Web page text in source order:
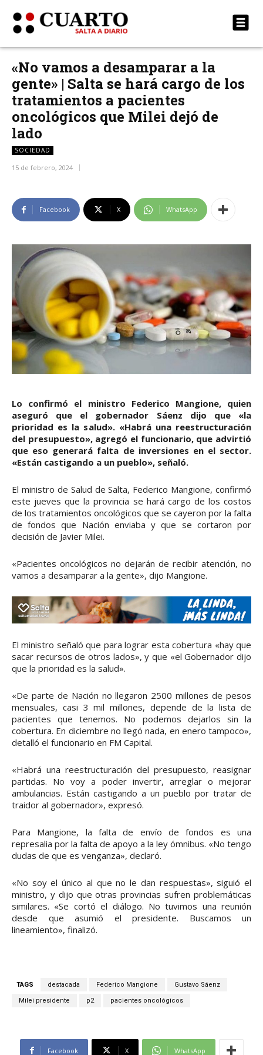
«No vamos a desamparar a la
gente» | Salta se hará cargo de los
tratamientos a pacientes
oncológicos que Milei dejó de
lado
SOCIEDAD
15 de febrero, 2024
Facebook X WhatsApp
Lo confirmó el ministro Federico Mangione, quien
aseguró que el gobernador Sáenz dijo que «la
prioridad es la salud». «Habrá una reestructuración
del presupuesto», agregó el funcionario, que advirtió
que eso generará falta de inversiones en el sector.
«Están castigando a un pueblo», señaló.
El ministro de Salud de Salta, Federico Mangione, confirmó
este jueves que la provincia se hará cargo de los costos
de los tratamientos oncológicos que se cayeron por la falta
de fondos que Nación enviaba y que se cortaron por
decisión de Javier Milei.
«Pacientes oncológicos no dejarán de recibir atención, no
vamos a desamparar a la gente», dijo Mangione.
El ministro señaló que para lograr esta cobertura «hay que
sacar recursos de otros lados», y que «el Gobernador dijo
que la prioridad es la salud».
«De parte de Nación no llegaron 2500 millones de pesos
mensuales, casi 3 mil millones, depende de la lista de
pacientes que tenemos. No podemos dejarlos sin la
cobertura. En diciembre no llegó nada, en enero tampoco»,
detalló el funcionario en FM Capital.
«Habrá una reestructuración del presupuesto, reasignar
partidas. No voy a poder invertir, arreglar o mejorar
ambulancias. Están castigando a un pueblo por tratar de
traidor al gobernador», expresó.
Para Mangione, la falta de envío de fondos es una
represalia por la falta de apoyo a la ley ómnibus. «No tengo
dudas de que es venganza», declaró.
«No soy el único al que no le dan respuestas», siguió el
ministro, y dijo que otras provincias sufren problemáticas
similares. «Se cortó el diálogo. No tuvimos una reunión
desde que asumió el presidente. Buscamos un
lineamiento», finalizó.
TAGS destacada Federico Mangione Gustavo Sáenz
Milei presidente p2 pacientes oncológicos
Facebook X WhatsApp